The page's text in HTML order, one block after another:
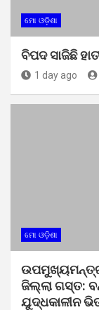
ମୋ ଓଡ଼ିଶା
ବିପଦ ସାଜିଛି
1 day ago
ମୋ ଓଡ଼ିଶା
ଜିଲ୍ଲା ଗସ୍ତ:
ଯୁଦ୍ଧକାଳୀନ